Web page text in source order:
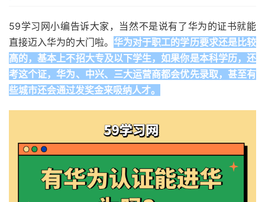
59学习网小编告诉大家，当然不是说有了华为的证书就能
直接迈入华为的大门啦。 华为对于职工的学历要求还是比较
高的，基本上不招大专及以下学生，如果你是本科学历，还
考这个证，华为、中兴、三大运营商都会优先录取，甚至有
些城市还会通过发奖金来吸纳人才。